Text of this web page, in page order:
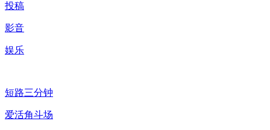
投稿
影音
娱乐
短路三分钟
爱活角斗场